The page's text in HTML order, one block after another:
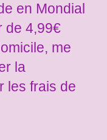
en Mondial
de 4,99€
me
la
les frais de